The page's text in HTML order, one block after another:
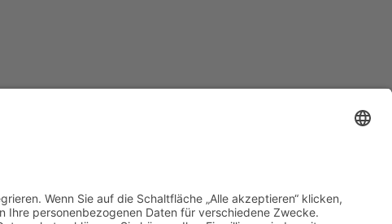
09:00 - 18.00 Uhr
09:00 - 16:00 Uhr
Kontakt
Datenschutz